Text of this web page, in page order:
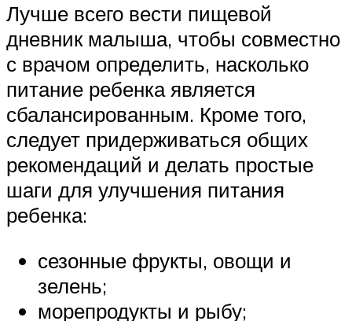
Лучше всего вести пищевой
дневник малыша, чтобы совместно
с врачом определить, насколько
питание ребенка является
сбалансированным. Кроме того,
следует придерживаться общих
рекомендаций и делать простые
шаги для улучшения питания
ребенка:
сезонные фрукты, овощи и
зелень;
морепродукты и рыбу;